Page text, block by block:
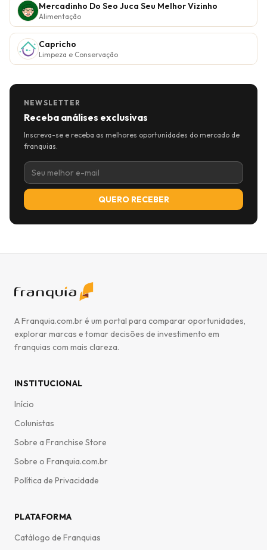
Mercadinho Do Seo Juca Seu Melhor Vizinho
Alimentação
Capricho
Limpeza e Conservação
NEWSLETTER
Receba análises exclusivas
Inscreva-se e receba as melhores oportunidades do mercado de
franquias.
QUERO RECEBER
A Franquia.com.br é um portal para comparar oportunidades,
explorar marcas e tomar decisões de investimento em
franquias com mais clareza.
INSTITUCIONAL
Início
Colunistas
Sobre a Franchise Store
Sobre o Franquia.com.br
Política de Privacidade
PLATAFORMA
Catálogo de Franquias